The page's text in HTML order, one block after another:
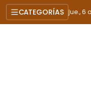
CATEGORÍAS jue., 6